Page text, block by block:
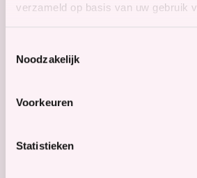
verzameld op basis van uw gebruik
Noodzakelijk
Voorkeuren
Statistieken